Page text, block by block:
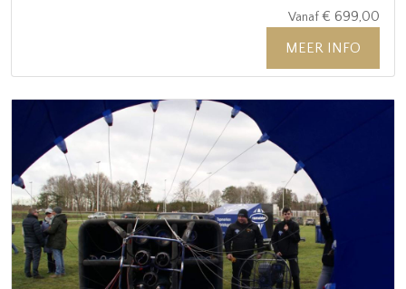
Vanaf€ 699,00
MEER INFO